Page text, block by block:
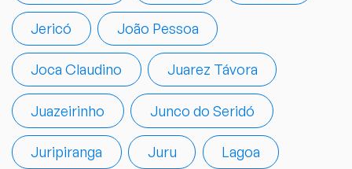
Jericó João Pessoa
Joca Claudino Juarez Távora
Juazeirinho Junco do Seridó
Juripiranga Juru Lagoa